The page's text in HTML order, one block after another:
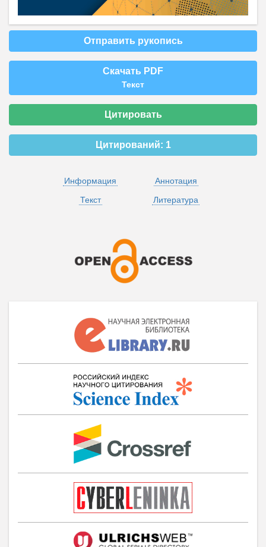
Отправить рукопись
Скачать PDF
Текст
Цитировать
Цитирований: 1
Информация
Аннотация
Текст
Литература